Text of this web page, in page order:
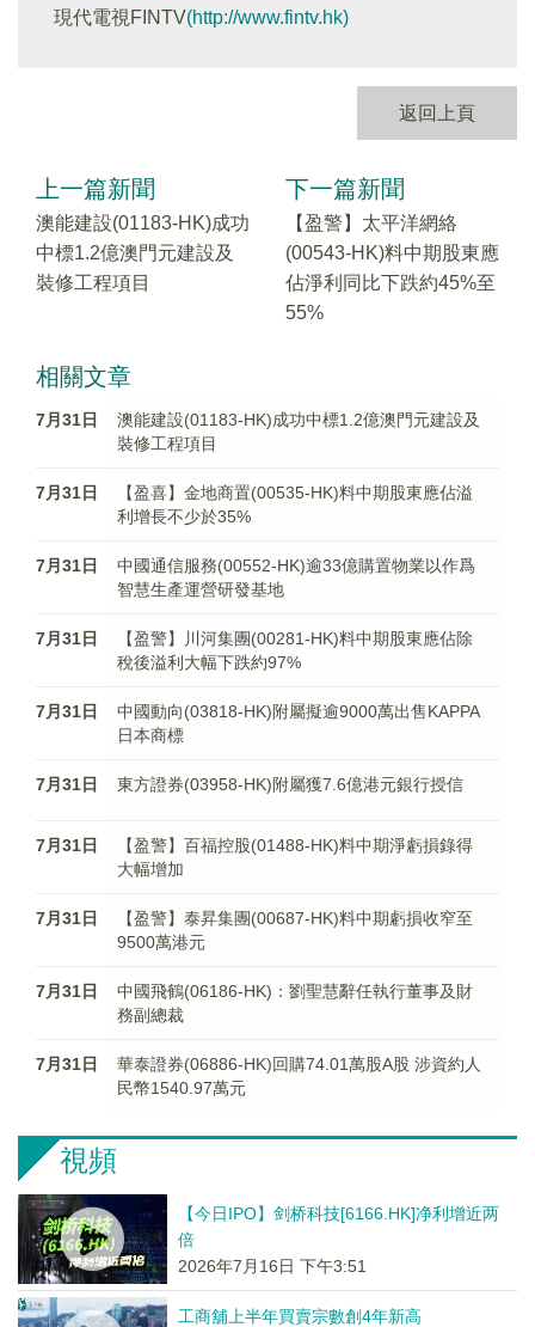
現代電視FINTV(http://www.fintv.hk)
返回上頁
上一篇新聞
澳能建設(01183-HK)成功
中標1.2億澳門元建設及
裝修工程項目
下一篇新聞
【盈警】太平洋網絡
(00543-HK)料中期股東應
佔淨利同比下跌約45%至
55%
相關文章
7月31日
澳能建設(01183-HK)成功中標1.2億澳門元建設及
裝修工程項目
7月31日
【盈喜】金地商置(00535-HK)料中期股東應佔溢
利增長不少於35%
7月31日
中國通信服務(00552-HK)逾33億購置物業以作爲
智慧生產運營研發基地
7月31日
【盈警】川河集團(00281-HK)料中期股東應佔除
稅後溢利大幅下跌約97%
7月31日
中國動向(03818-HK)附屬擬逾9000萬出售KAPPA
日本商標
7月31日 東方證券(03958-HK)附屬獲7.6億港元銀行授信
7月31日
【盈警】百福控股(01488-HK)料中期淨虧損錄得
大幅增加
7月31日
【盈警】泰昇集團(00687-HK)料中期虧損收窄至
9500萬港元
7月31日
中國飛鶴(06186-HK)：劉聖慧辭任執行董事及財
務副總裁
7月31日
華泰證券(06886-HK)回購74.01萬股A股 涉資約人
民幣1540.97萬元
視頻
【今日IPO】剑桥科技[6166.HK]净利增近两
倍
2026年7月16日 下午3:51
工商舖上半年買賣宗數創4年新高